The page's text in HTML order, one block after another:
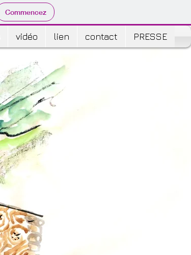
Commencez
vidéo lien contact PRESSE